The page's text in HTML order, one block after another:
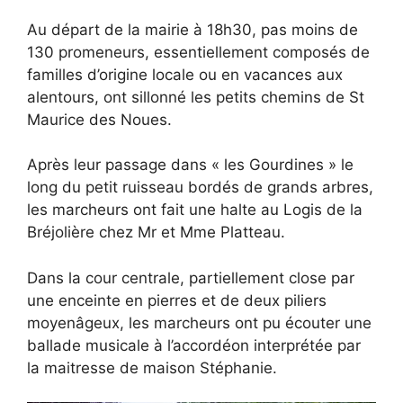
Au départ de la mairie à 18h30, pas moins de
130 promeneurs, essentiellement composés de
familles d’origine locale ou en vacances aux
alentours, ont sillonné les petits chemins de St
Maurice des Noues.
Après leur passage dans « les Gourdines » le
long du petit ruisseau bordés de grands arbres,
les marcheurs ont fait une halte au Logis de la
Bréjolière chez Mr et Mme Platteau.
Dans la cour centrale, partiellement close par
une enceinte en pierres et de deux piliers
moyenâgeux, les marcheurs ont pu écouter une
ballade musicale à l’accordéon interprétée par
la maitresse de maison Stéphanie.